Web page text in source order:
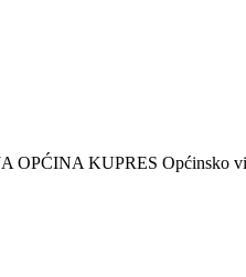
OPĆINA KUPRES Općinsko